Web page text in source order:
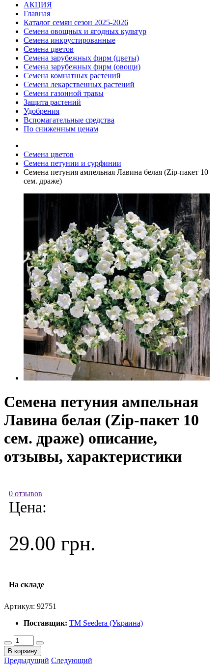
АКЦИЯ
Главная
Каталог семян сезон 2025-2026
Семена овощных и ягодных культур
Семена инкрустированные
Семена цветов
Семена зарубежных фирм (цветы)
Семена зарубежных фирм (овощи)
Семена комнатных растений
Семена лекарственных растений
Семена газонной травы
Защита растений
Удобрения
Вспомагательные средства
По сниженным ценам
Семена цветов
Семена петунии и сурфинии
Семена петуния ампельная Лавина белая (Zip-пакет 10
сем. драже)
Семена петуния ампельная
Лавина белая (Zip-пакет 10
сем. драже) описание,
отзывы, характеристики
0 отзывов
Цена:
29.00 грн.
На складе
Артикул: 92751
Поставщик: ТМ Seedera (Украина)
В корзину
Предыдущий Следующий